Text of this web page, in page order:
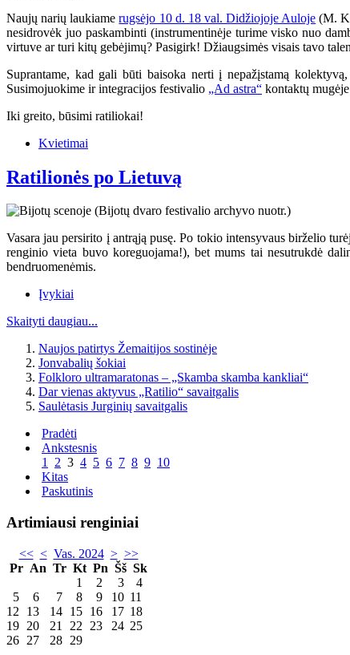
Naujų narių laukiamerugsėjo 10 d. 18 val. Didžiojoje Auloje (M.
nesidrovėk juo paskambinti (instrumentinėje turime visko nuo
virtuve ar turi kitų gebėjimų? Pasigirk! Džiaugsimės visais tavo
Suprantame, kad gali būti baisoka nerti į nepažįstamą
Susimojuokime ir integracijos festivalio „Ad astra“ kontaktų
Iki greito, būsimi ratiliokai!
Kvietimai
Ratilionės po Lietuvą
Vasara jau persirito į antrąją pusę. Po tokio intensyvaus birželio
renginio vieta buvo koreguojama!), bet mums tai nesutrukdė
bendruomenėmis.
Įvykiai
Skaityti daugiau...
Naujos patirtys Žemaitijos sostinėje
Jonvabalių šokiai
Folkloro ultramaratonas – „Skamba skamba kankliai“
Dar vienas aktyvus „Ratilio“ savaitgalis
Saulėtasis Jurginių savaitgalis
Pradėti
Ankstesnis
1 2 3 4 5 6 7 8 9 10
Kitas
Paskutinis
Artimiausi renginiai
<< < Vas. 2024 > >>
Pr An Tr Kt Pn Šš Sk
1
2 3
4
5
6 7 8 9 10 11
12
13 14 15 16 17 18
19 20 21 22 23 24 25
26 27 28 29